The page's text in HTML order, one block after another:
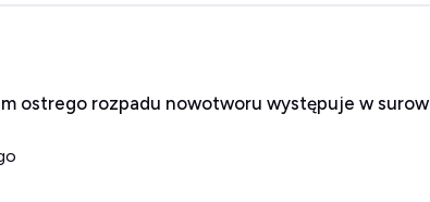
ostrego rozpadu nowotworu występuje w